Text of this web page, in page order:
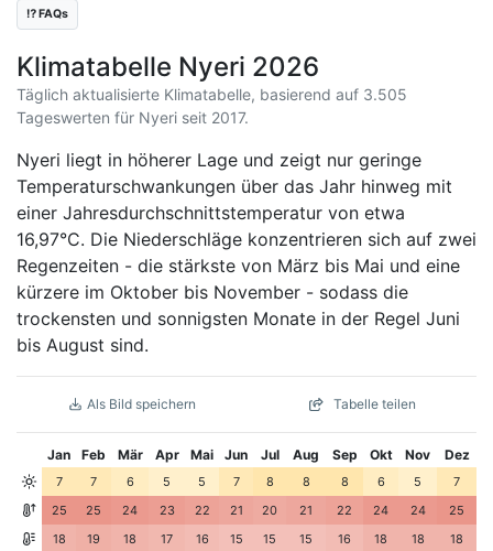
⁉️ FAQs
Klimatabelle Nyeri 2026
Täglich aktualisierte Klimatabelle, basierend auf 3.505
Tageswerten für Nyeri seit 2017.
Nyeri liegt in höherer Lage und zeigt nur geringe
Temperaturschwankungen über das Jahr hinweg mit
einer Jahresdurchschnittstemperatur von etwa
16,97°C. Die Niederschläge konzentrieren sich auf zwei
Regenzeiten - die stärkste von März bis Mai und eine
kürzere im Oktober bis November - sodass die
trockensten und sonnigsten Monate in der Regel Juni
bis August sind.
Als Bild speichern Tabelle teilen
Jan Feb Mär Apr Mai Jun Jul Aug Sep Okt Nov Dez
7 7 6 5 5 7 8 8 8 6 5
7
25
25 24 23 22 21 20 21 22 24 24
25
18
19 18 17 16 15 15 15 16 18 18
18